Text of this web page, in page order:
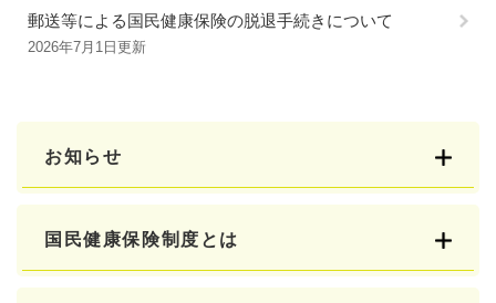
郵送等による国民健康保険の脱退手続きについて
2026年7月1日更新
お知らせ
国民健康保険制度とは